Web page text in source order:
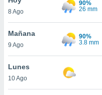
y
en
más
8 Ago
90%
26 mm
Mañana
9 Ago
90%
3.8 mm
Lunes
10 Ago